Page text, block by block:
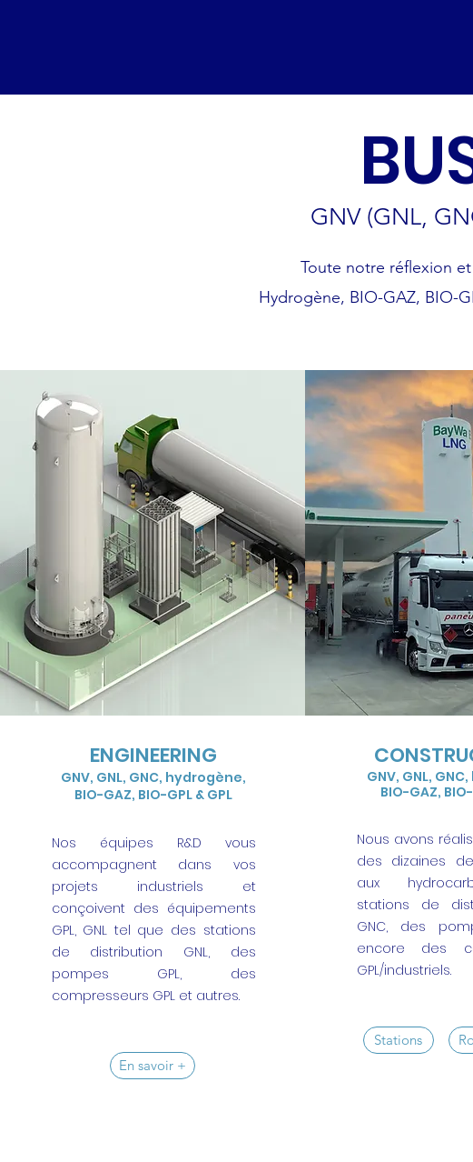
GNV (GNL,
Toute notre réflexion
Hydrogène, BIO-GAZ, BIO-
ENGINEERING
GNV, GNL, GNC, hydrogène,
BIO-GAZ, BIO-GPL & GPL
Nos équipes R&D vous
accompagnent dans vos
projets industriels et
conçoivent des équipements
GPL, GNL tel que des stations
de distribution GNL, des
pompes GPL, des
compresseurs GPL et autres.
En savoir +
GNV, GNL,
BIO-GAZ,
Nous avons
des dizaines
aux
stations de
GNC, des
encore des
GPL/industriels.
Stations